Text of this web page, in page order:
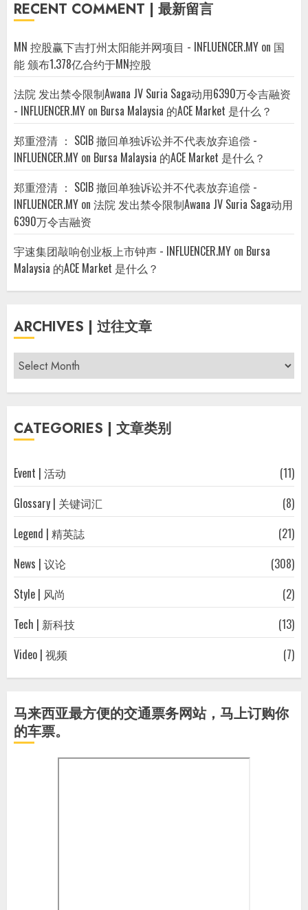
RECENT COMMENT | 最新留言
MN 控股赢下吉打州太阳能并网项目 - INFLUENCER.MY on 国
能 颁布1.378亿合约于MN控股
法院 发出禁令限制Awana JV Suria Saga动用6390万令吉融资
- INFLUENCER.MY on Bursa Malaysia 的ACE Market 是什么？
郑重澄清 ： SCIB 撤回单独诉讼并不代表放弃追偿 -
INFLUENCER.MY on Bursa Malaysia 的ACE Market 是什么？
郑重澄清 ： SCIB 撤回单独诉讼并不代表放弃追偿 -
INFLUENCER.MY on 法院 发出禁令限制Awana JV Suria Saga动用
6390万令吉融资
宇速集团敲响创业板上市钟声 - INFLUENCER.MY on Bursa
Malaysia 的ACE Market 是什么？
ARCHIVES | 过往文章
Archives
|
过
文
CATEGORIES | 文章类别
Event | 活动
(11)
Glossary | 关键词汇
(8)
Legend | 精英誌
(21)
News | 议论
(308)
Style | 风尚
(2)
Tech | 新科技
(13)
Video | 视频
(7)
马来西亚最方便的交通票务网站，马上订购你
的车票。